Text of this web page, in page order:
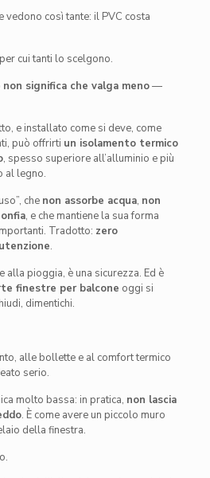
vedono così tante: il PVC costa
cui tanti lo scelgono.
non significa che valga meno—
e installato come si deve, come
può offrirti un isolamento termico
, spesso superiore all’alluminio e più
al legno.
che non assorbe acqua, non
, e che mantiene la sua forma
Tradotto: zero
.
alla pioggia, è una sicurezza. Ed è
finestre per balcone oggi si
dimentichi.
alle bollette e al comfort termico
serio.
molto bassa: in pratica, non lascia
. È come avere un piccolo muro
della finestra.